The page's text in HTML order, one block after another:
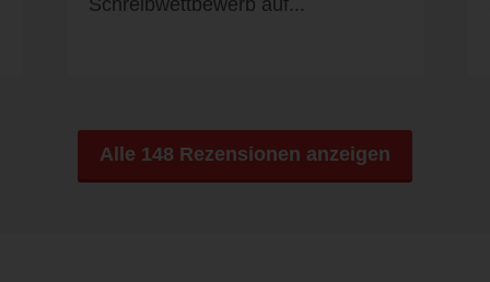
Schreibwettbewerb auf...
Alle 148 Rezensionen anzeigen